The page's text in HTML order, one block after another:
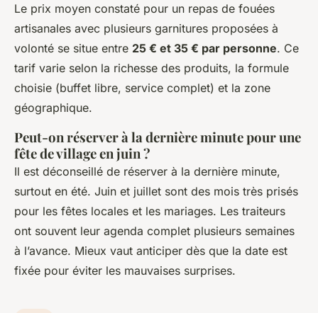
Le prix moyen constaté pour un repas de fouées
artisanales avec plusieurs garnitures proposées à
volonté se situe entre 25 € et 35 € par personne. Ce
tarif varie selon la richesse des produits, la formule
choisie (buffet libre, service complet) et la zone
géographique.
Peut-on réserver à la dernière minute pour une
fête de village en juin ?
Il est déconseillé de réserver à la dernière minute,
surtout en été. Juin et juillet sont des mois très prisés
pour les fêtes locales et les mariages. Les traiteurs
ont souvent leur agenda complet plusieurs semaines
à l’avance. Mieux vaut anticiper dès que la date est
fixée pour éviter les mauvaises surprises.